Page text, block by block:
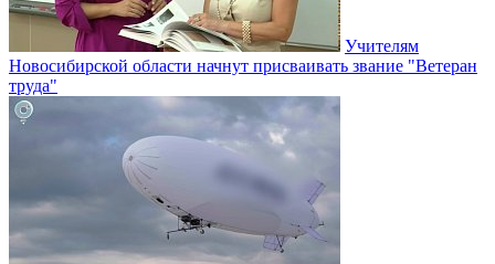
Учителям
Новосибирской области начнут присваивать звание "Ветеран
труда"